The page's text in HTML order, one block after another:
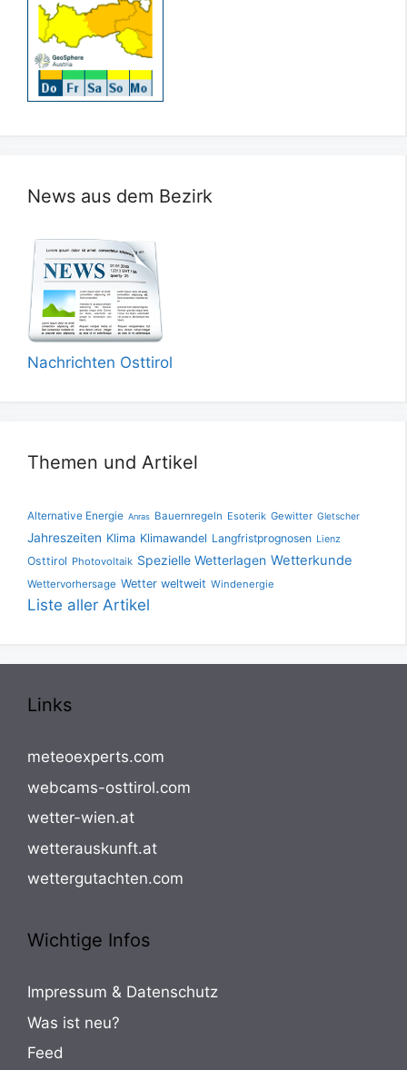
News aus dem Bezirk
Nachrichten Osttirol
Themen und Artikel
Alternative Energie Anras Bauernregeln Esoterik Gewitter Gletscher
Jahreszeiten Klima Klimawandel Langfristprognosen Lienz
Osttirol Photovoltaik Spezielle Wetterlagen Wetterkunde
Wettervorhersage Wetter weltweit Windenergie
Liste aller Artikel
Links
meteoexperts.com
webcams-osttirol.com
wetter-wien.at
wetterauskunft.at
wettergutachten.com
Wichtige Infos
Impressum & Datenschutz
Was ist neu?
Feed